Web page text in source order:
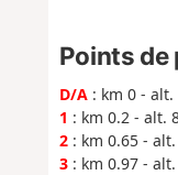
Points de
D/A: km 0 - alt.
1 : km 0.2 - alt.
2: km 0.65 -
3: km 0.97 -